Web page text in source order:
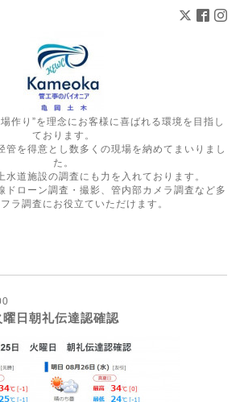
作り”を理念にお客様に喜ばれる環境を目指し
ております。
管を得意とし数多くの現場を納めてまいりまし
た。
水道施設の調査にも力を入れております。
ドローン調査・撮影、管内部カメラ調査など多
ラ調査にお役立ていただけます。
日朝礼伝達認確認